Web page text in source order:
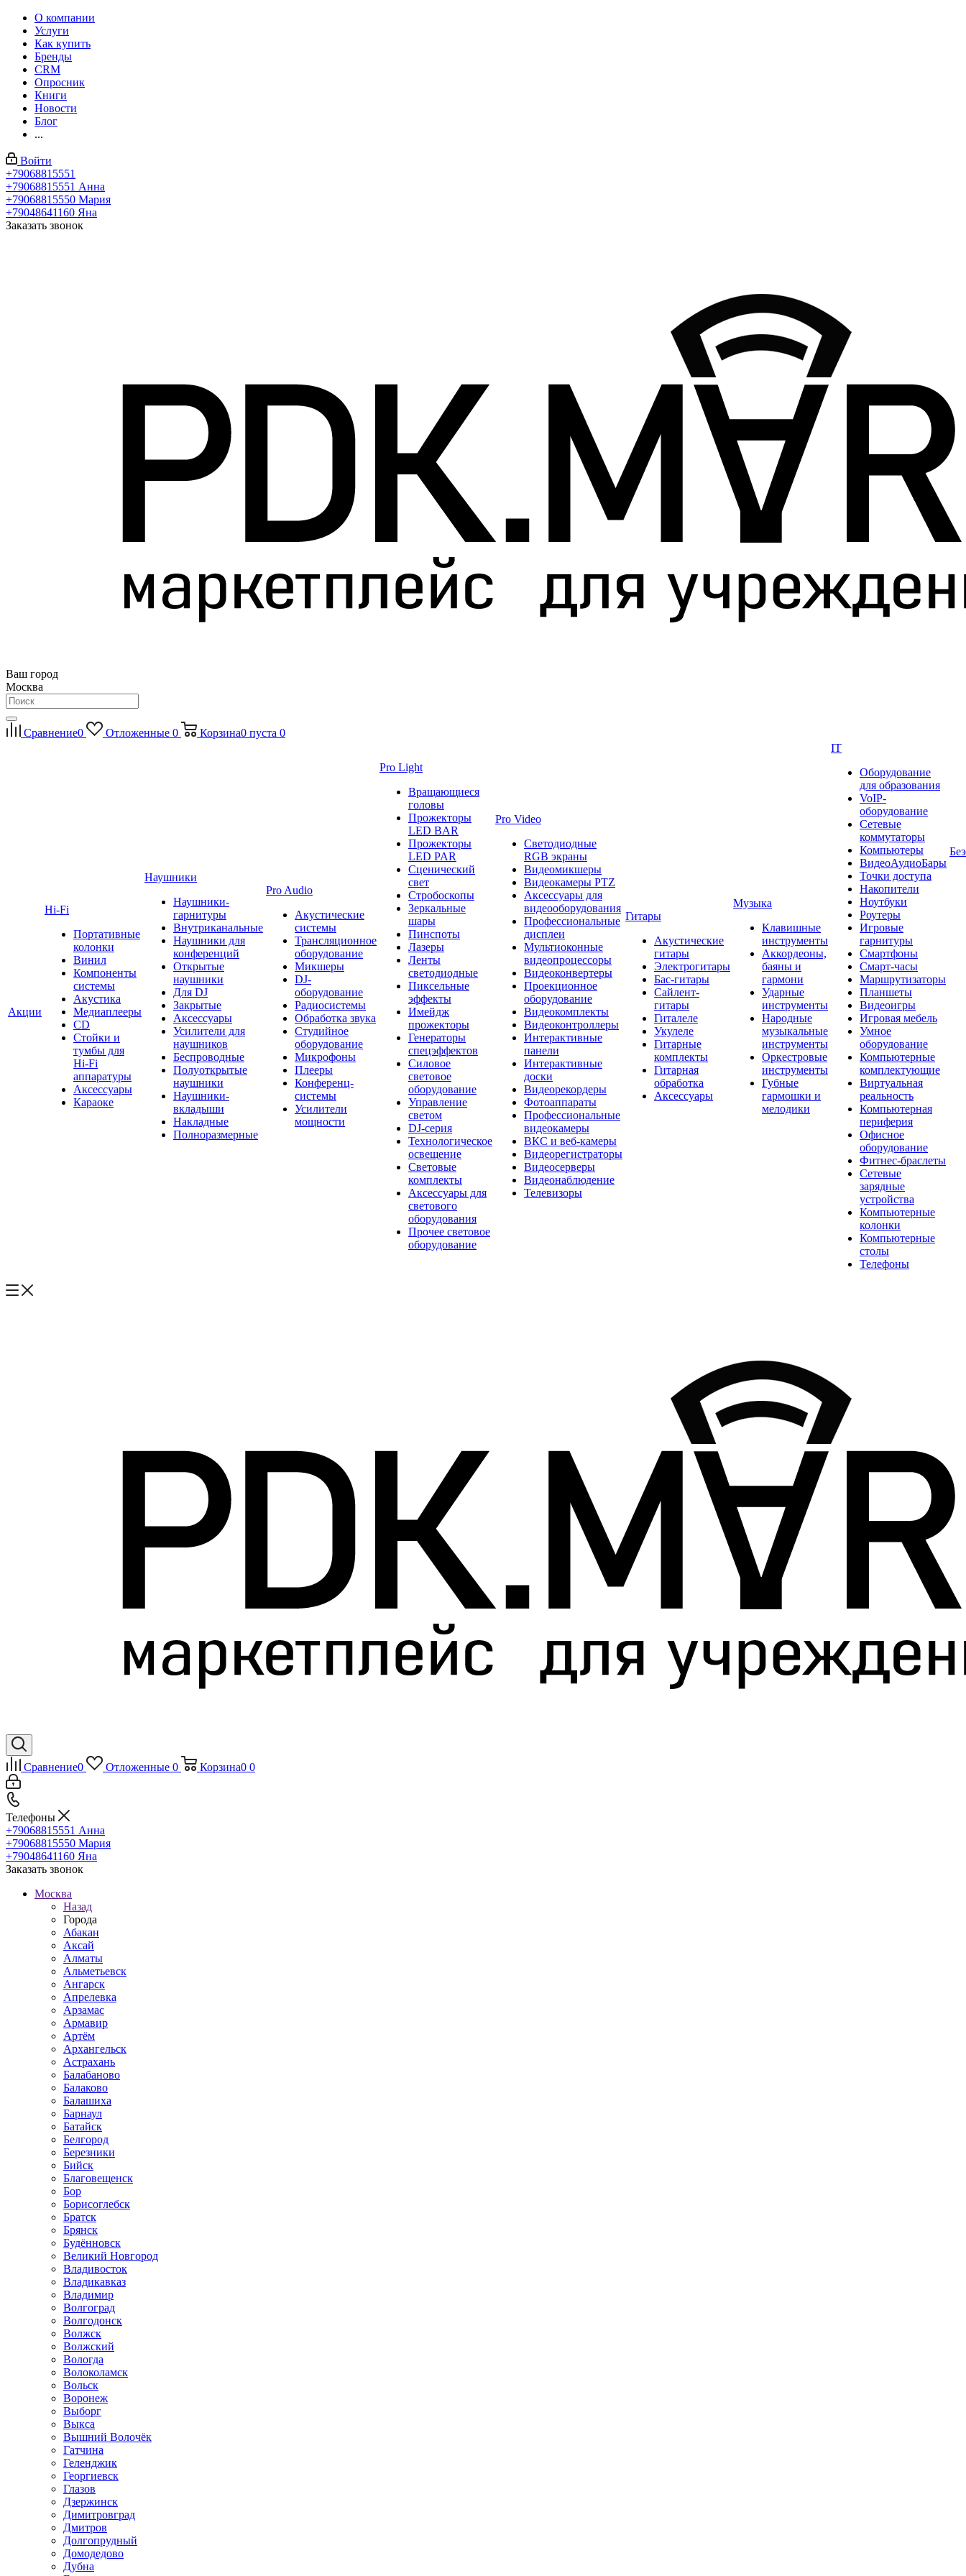
О компании
Услуги
Как купить
Бренды
CRM
Опросник
Книги
Новости
Блог
...
Войти
+79068815551
+79068815551 Анна
+79068815550 Мария
+79048641160 Яна
Заказать звонок
Ваш город
Москва
Сравнение0 Отложенные 0 Корзина0 пуста 0
Акции
Hi-Fi
Портативные
колонки
Винил
Компоненты
системы
Акустика
Медиаплееры
CD
Стойки и
тумбы для
Hi-Fi
аппаратуры
Аксессуары
Караоке
Наушники
Наушники-
гарнитуры
Внутриканальные
Наушники для
конференций
Открытые
наушники
Для DJ
Закрытые
Аксессуары
Усилители для
наушников
Беспроводные
Полуоткрытые
наушники
Наушники-
вкладыши
Накладные
Полноразмерные
Pro Audio
Акустические
системы
Трансляционное
оборудование
Микшеры
DJ-
оборудование
Радиосистемы
Обработка звука
Студийное
оборудование
Микрофоны
Плееры
Конференц-
системы
Усилители
мощности
Pro Light
Вращающиеся
головы
Прожекторы
LED BAR
Прожекторы
LED PAR
Сценический
свет
Стробоскопы
Зеркальные
шары
Пинспоты
Лазеры
Ленты
светодиодные
Пиксельные
эффекты
Имейдж
прожекторы
Генераторы
спецэффектов
Силовое
световое
оборудование
Управление
светом
DJ-серия
Технологическое
освещение
Световые
комплекты
Аксессуары для
светового
оборудования
Прочее световое
оборудование
Pro Video
Светодиодные
RGB экраны
Видеомикшеры
Видеокамеры PTZ
Аксессуары для
видеооборудования
Профессиональные
дисплеи
Мультиоконные
видеопроцессоры
Видеоконвертеры
Проекционное
оборудование
Видеокомплекты
Видеоконтроллеры
Интерактивные
панели
Интерактивные
доски
Видеорекордеры
Фотоаппараты
Профессиональные
видеокамеры
ВКС и веб-камеры
Видеорегистраторы
Видеосерверы
Видеонаблюдение
Телевизоры
Гитары
Акустические
гитары
Электрогитары
Бас-гитары
Сайлент-
гитары
Гиталеле
Укулеле
Гитарные
комплекты
Гитарная
обработка
Аксессуары
Музыка
Клавишные
инструменты
Аккордеоны,
баяны и
гармони
Ударные
инструменты
Народные
музыкальные
инструменты
Оркестровые
инструменты
Губные
гармошки и
мелодики
IT
Оборудование
для образования
VoIP-
оборудование
Сетевые
коммутаторы
Компьютеры
ВидеоАудиоБары
Точки доступа
Накопители
Ноутбуки
Роутеры
Игровые
гарнитуры
Смартфоны
Смарт-часы
Маршрутизаторы
Планшеты
Видеоигры
Игровая мебель
Умное
оборудование
Компьютерные
комплектующие
Виртуальная
реальность
Компьютерная
периферия
Офисное
оборудование
Фитнес-браслеты
Сетевые
зарядные
устройства
Компьютерные
колонки
Компьютерные
столы
Телефоны
Сравнение0 Отложенные 0 Корзина0 0
Телефоны
+79068815551 Анна
+79068815550 Мария
+79048641160 Яна
Заказать звонок
Москва
Назад
Города
Абакан
Аксай
Алматы
Альметьевск
Ангарск
Апрелевка
Арзамас
Армавир
Артём
Архангельск
Астрахань
Балабаново
Балаково
Балашиха
Барнаул
Батайск
Белгород
Березники
Бийск
Благовещенск
Бор
Борисоглебск
Братск
Брянск
Будённовск
Великий Новгород
Владивосток
Владикавказ
Владимир
Волгоград
Волгодонск
Волжск
Волжский
Вологда
Волоколамск
Вольск
Воронеж
Выборг
Выкса
Вышний Волочёк
Гатчина
Геленджик
Георгиевск
Глазов
Дзержинск
Димитровград
Дмитров
Долгопрудный
Домодедово
Дубна